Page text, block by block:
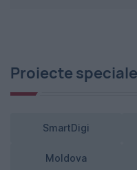
Proiecte speciale
SmartDigi
Moldova